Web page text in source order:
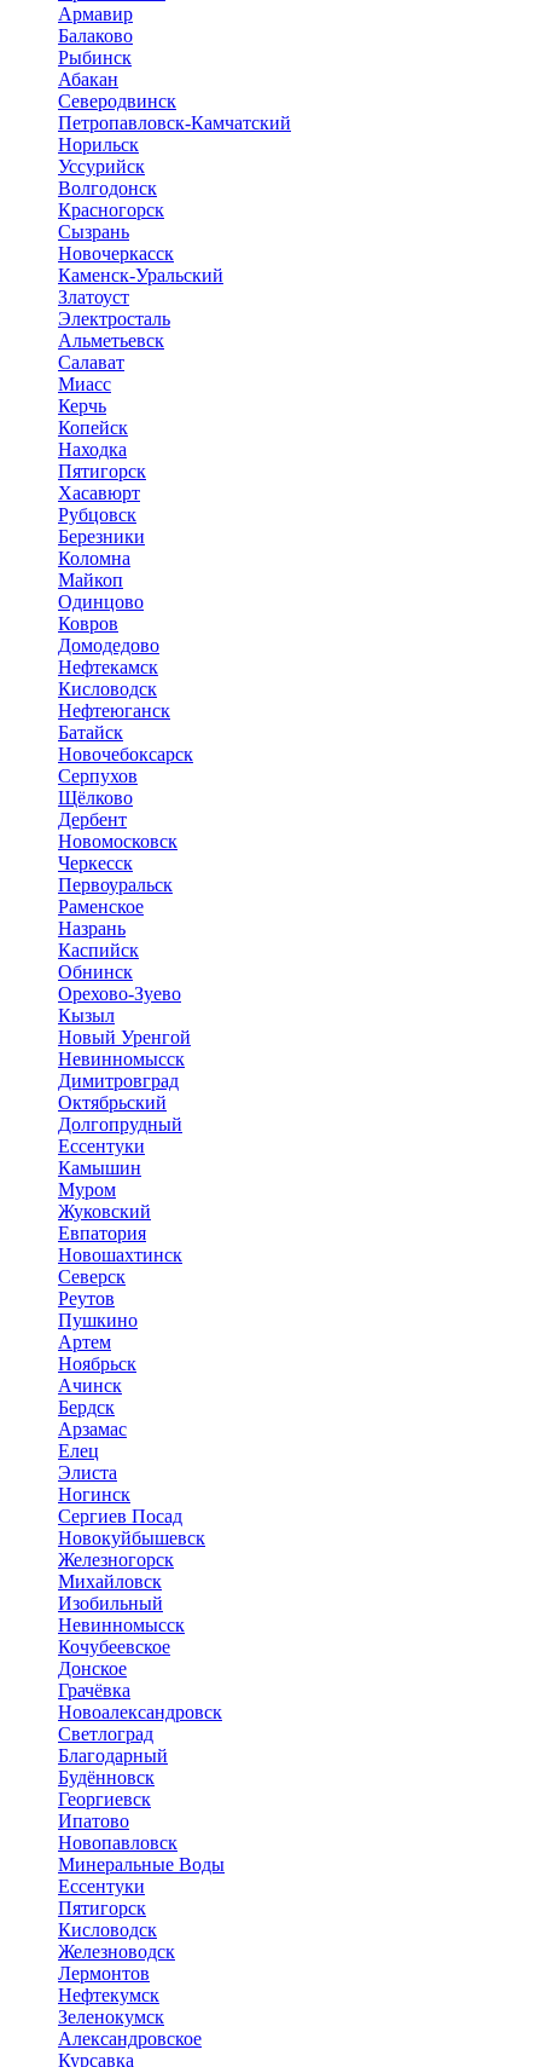
Армавир
Балаково
Рыбинск
Абакан
Северодвинск
Петропавловск-Камчатский
Норильск
Уссурийск
Волгодонск
Красногорск
Сызрань
Новочеркасск
Каменск-Уральский
Златоуст
Электросталь
Альметьевск
Салават
Миасс
Керчь
Копейск
Находка
Пятигорск
Хасавюрт
Рубцовск
Березники
Коломна
Майкоп
Одинцово
Ковров
Домодедово
Нефтекамск
Кисловодск
Нефтеюганск
Батайск
Новочебоксарск
Серпухов
Щёлково
Дербент
Новомосковск
Черкесск
Первоуральск
Раменское
Назрань
Каспийск
Обнинск
Орехово-Зуево
Кызыл
Новый Уренгой
Невинномысск
Димитровград
Октябрьский
Долгопрудный
Ессентуки
Камышин
Муром
Жуковский
Евпатория
Новошахтинск
Северск
Реутов
Пушкино
Артем
Ноябрьск
Ачинск
Бердск
Арзамас
Елец
Элиста
Ногинск
Сергиев Посад
Новокуйбышевск
Железногорск
Михайловск
Изобильный
Невинномысск
Кочубеевское
Донское
Грачёвка
Новоалександровск
Светлоград
Благодарный
Будённовск
Георгиевск
Ипатово
Новопавловск
Минеральные Воды
Ессентуки
Пятигорск
Кисловодск
Железноводск
Лермонтов
Нефтекумск
Зеленокумск
Александровское
Курсавка